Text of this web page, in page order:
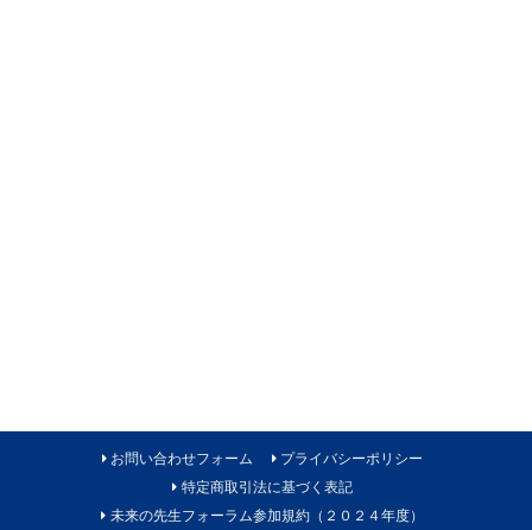
お問い合わせフォーム
プライバシーポリシー
特定商取引法に基づく表記
未来の先生フォーラム参加規約（２０２４年度）